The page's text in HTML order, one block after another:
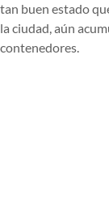
tan buen estado
la ciudad, aún
contenedores.